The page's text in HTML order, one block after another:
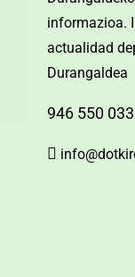
informazioa.
actualidad
Durangaldea
946 550 033